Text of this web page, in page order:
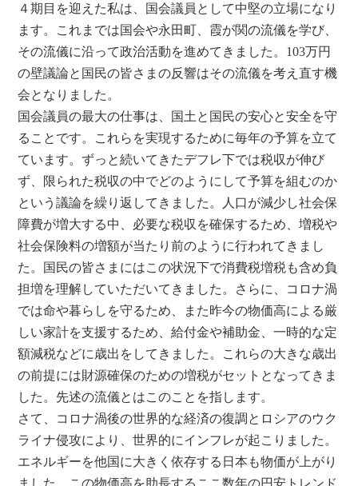
４期目を迎えた私は、国会議員として中堅の立場になり
ます。これまでは国会や永田町、霞が関の流儀を学び、
その流儀に沿って政治活動を進めてきました。103万円
の壁議論と国民の皆さまの反響はその流儀を考え直す機
会となりました。
国会議員の最大の仕事は、国土と国民の安心と安全を守
ることです。これらを実現するために毎年の予算を立て
ています。ずっと続いてきたデフレ下では税収が伸び
ず、限られた税収の中でどのようにして予算を組むのか
という議論を繰り返してきました。人口が減少し社会保
障費が増大する中、必要な税収を確保するため、増税や
社会保険料の増額が当たり前のように行われてきまし
た。国民の皆さまにはこの状況下で消費税増税も含め負
担増を理解していただいてきました。さらに、コロナ渦
では命や暮らしを守るため、また昨今の物価高による厳
しい家計を支援するため、給付金や補助金、一時的な定
額減税などに歳出をしてきました。これらの大きな歳出
の前提には財源確保のための増税がセットとなってきま
した。先述の流儀とはこのことを指します。
さて、コロナ渦後の世界的な経済の復調とロシアのウク
ライナ侵攻により、世界的にインフレが起こりました。
エネルギーを他国に大きく依存する日本も物価が上がり
ました。この物価高を助長するここ数年の円安トレンド